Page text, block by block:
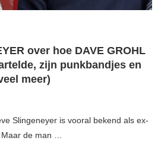
over hoe DAVE GROHL
zijn punkbandjes en
meer)
Slingeneyer is vooral bekend als ex-
de man …